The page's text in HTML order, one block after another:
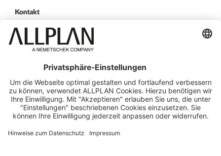
Kontakt
Vertriebspartner
Persönliche Demo
FOLGEN SIE UNS
ALLPLAN auf LinkedIn
ALLPLAN auf Xing
ALLPLAN auf Facebook
ALLPLAN auf YouTube